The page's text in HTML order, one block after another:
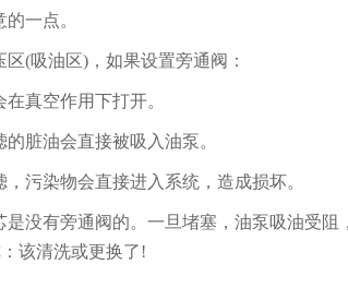
一点。
吸油区)，如果设置旁通阀：
真空作用下打开。
脏油会直接被吸入油泵。
染物会直接进入系统，造成损坏。
有旁通阀的。一旦堵塞，油泵吸油受阻
该清洗或更换了!